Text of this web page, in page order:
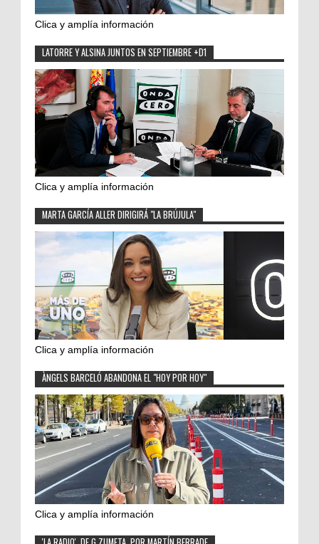
Clica y amplía información
LATORRE Y ALSINA JUNTOS EN SEPTIEMBRE +D1
Clica y amplía información
MARTA GARCÍA ALLER DIRIGIRÁ "LA BRÚJULA"
Clica y amplía información
ÀNGELS BARCELÓ ABANDONA EL "HOY POR HOY"
Clica y amplía información